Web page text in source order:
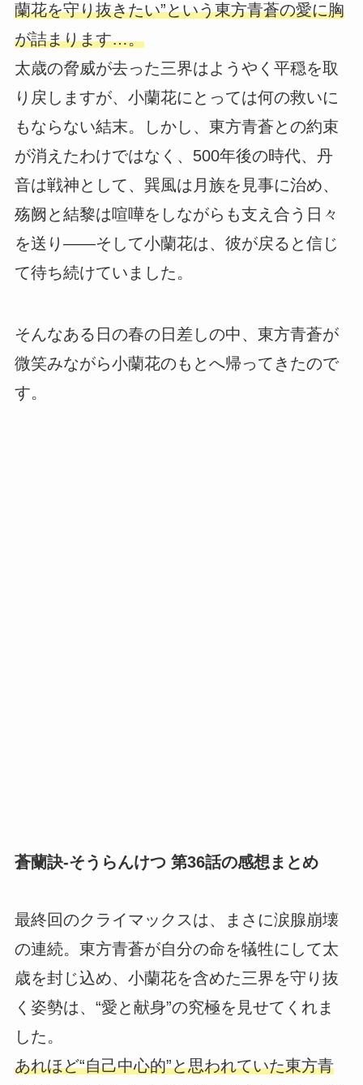
蘭花を守り抜きたい”という東方青蒼の愛に胸
が詰まります…。
太歳の脅威が去った三界はようやく平穏を取
り戻しますが、小蘭花にとっては何の救いに
もならない結末。しかし、東方青蒼との約束
が消えたわけではなく、500年後の時代、丹
音は戦神として、巽風は月族を見事に治め、
殇阙と結黎は喧嘩をしながらも支え合う日々
を送り――そして小蘭花は、彼が戻ると信じ
て待ち続けていました。
そんなある日の春の日差しの中、東方青蒼が
微笑みながら小蘭花のもとへ帰ってきたので
す。
蒼蘭訣-そうらんけつ 第36話の感想まとめ
最終回のクライマックスは、まさに涙腺崩壊
の連続。東方青蒼が自分の命を犠牲にして太
歳を封じ込め、小蘭花を含めた三界を守り抜
く姿勢は、“愛と献身”の究極を見せてくれま
した。
あれほど“自己中心的”と思われていた東方青